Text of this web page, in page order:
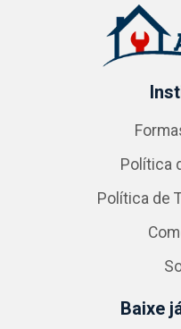
Política
Política de
Baixe